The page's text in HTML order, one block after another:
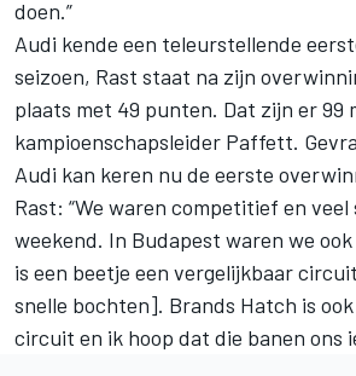
doen.”
Audi kende een teleurstellende
seizoen, Rast staat na zijn
plaats met 49 punten. Dat zijn er 99
kampioenschapsleider Paffett.
Audi kan keren nu de eerste
Rast: “We waren competitief en
weekend. In Budapest waren we
is een beetje een vergelijkbaar
snelle bochten]. Brands Hatch is ook
circuit en ik hoop dat die banen ons